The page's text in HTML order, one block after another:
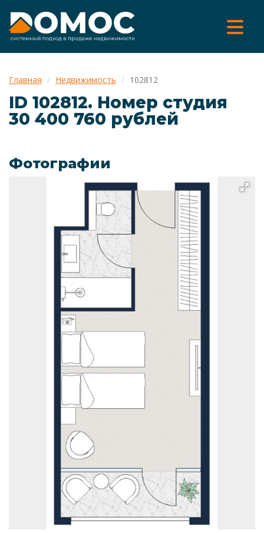
Главная Недвижимость 102812
ID 102812. Номер cтудия
30 400 760 рублей
Фотографии